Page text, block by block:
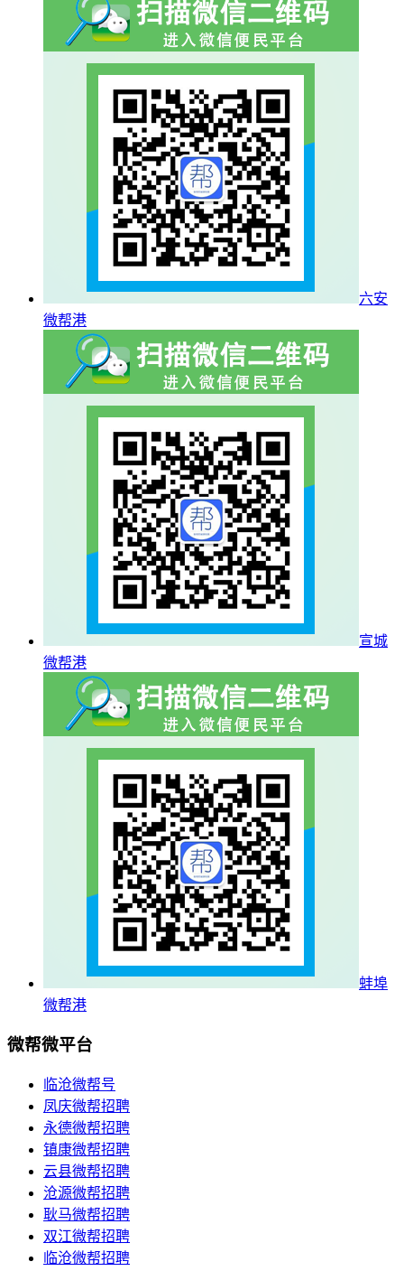
六安
微帮港
宣城
微帮港
蚌埠
微帮港
微帮微平台
临沧微帮号
凤庆微帮招聘
永德微帮招聘
镇康微帮招聘
云县微帮招聘
沧源微帮招聘
耿马微帮招聘
双江微帮招聘
临沧微帮招聘